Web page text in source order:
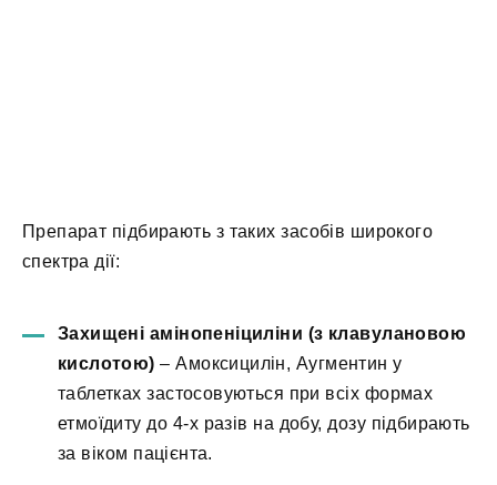
Препарат підбирають з таких засобів широкого
спектра дії:
Захищені амінопеніциліни (з клавулановою
кислотою) – Амоксицилін, Аугментин у
таблетках застосовуються при всіх формах
етмоїдиту до 4-х разів на добу, дозу підбирають
за віком пацієнта.